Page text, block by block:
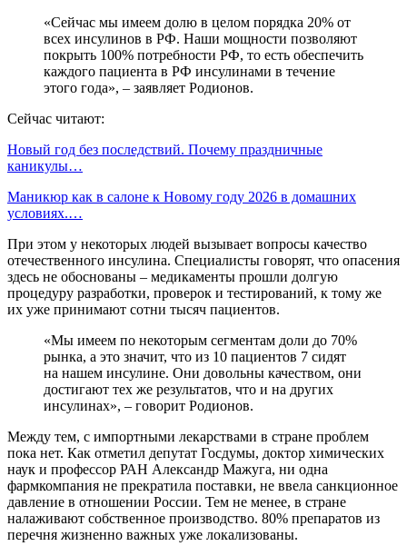
«Сейчас мы имеем долю в целом порядка 20% от
всех инсулинов в РФ. Наши мощности позволяют
покрыть 100% потребности РФ, то есть обеспечить
каждого пациента в РФ инсулинами в течение
этого года», – заявляет Родионов.
Сейчас читают:
Новый год без последствий. Почему праздничные
каникулы…
Маникюр как в салоне к Новому году 2026 в домашних
условиях.…
При этом у некоторых людей вызывает вопросы качество
отечественного инсулина. Специалисты говорят, что опасения
здесь не обоснованы – медикаменты прошли долгую
процедуру разработки, проверок и тестирований, к тому же
их уже принимают сотни тысяч пациентов.
«Мы имеем по некоторым сегментам доли до 70%
рынка, а это значит, что из 10 пациентов 7 сидят
на нашем инсулине. Они довольны качеством, они
достигают тех же результатов, что и на других
инсулинах», – говорит Родионов.
Между тем, с импортными лекарствами в стране проблем
пока нет. Как отметил депутат Госдумы, доктор химических
наук и профессор РАН Александр Мажуга, ни одна
фармкомпания не прекратила поставки, не ввела санкционное
давление в отношении России. Тем не менее, в стране
налаживают собственное производство. 80% препаратов из
перечня жизненно важных уже локализованы.